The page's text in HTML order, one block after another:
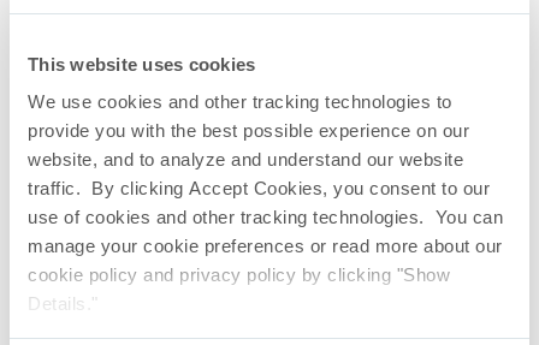
This website uses cookies
We use cookies and other tracking technologies to
provide you with the best possible experience on our
website, and to analyze and understand our website
traffic. By clicking Accept Cookies, you consent to our
use of cookies and other tracking technologies. You can
manage your cookie preferences or read more about our
cookie policy and privacy policy by clicking "Show
Details."
Email
Phone
Mailing List